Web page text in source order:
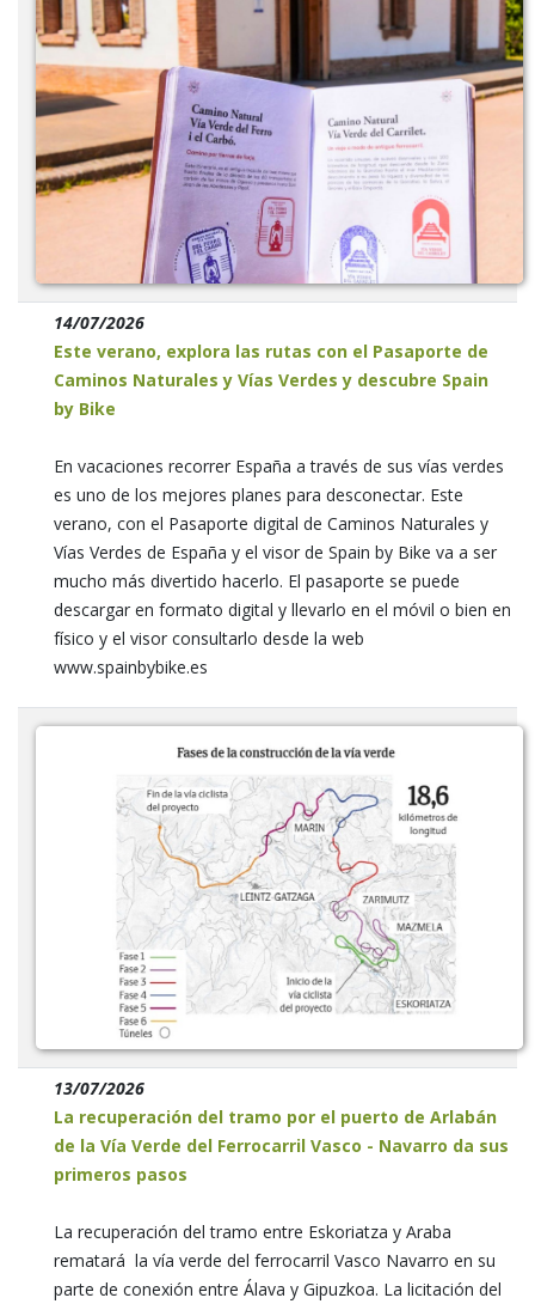
14/07/2026
Este verano, explora las rutas con el Pasaporte de
Caminos Naturales y Vías Verdes y descubre Spain
by Bike
En vacaciones recorrer España a través de sus vías verdes
es uno de los mejores planes para desconectar. Este
verano, con el Pasaporte digital de Caminos Naturales y
Vías Verdes de España y el visor de Spain by Bike va a ser
mucho más divertido hacerlo. El pasaporte se puede
descargar en formato digital y llevarlo en el móvil o bien en
físico y el visor consultarlo desde la web
www.spainbybike.es
13/07/2026
La recuperación del tramo por el puerto de Arlabán
de la Vía Verde del Ferrocarril Vasco - Navarro da sus
primeros pasos
La recuperación del tramo entre Eskoriatza y Araba
rematará la vía verde del ferrocarril Vasco Navarro en su
parte de conexión entre Álava y Gipuzkoa. La licitación del